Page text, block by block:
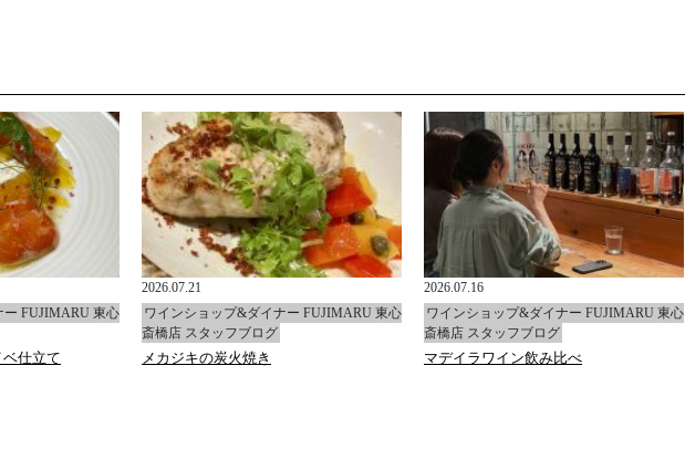
FUJIMARU 東心
仕立て
2026.07.21
ワインショップ&ダイナー FUJIMARU 東心
斎橋店 スタッフブログ
メカジキの炭火焼き
2026.07.16
ワインショップ&ダイナー FUJIMARU 東心
斎橋店 スタッフブログ
マデイラワイン飲み比べ